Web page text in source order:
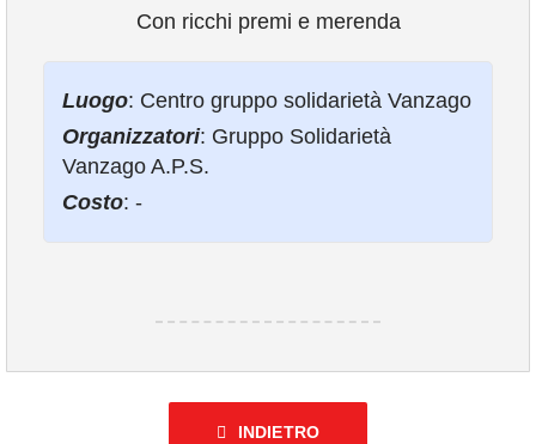
COMUNICAZIONE
Con ricchi premi e merenda
Luogo: Centro gruppo solidarietà Vanzago
Organizzatori: Gruppo Solidarietà
Vanzago A.P.S.
Costo: -
INDIETRO